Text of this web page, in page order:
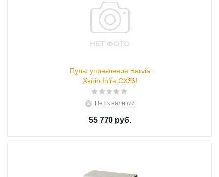
Пульт управления Harvia
Xenio Infra CX36I
Нет в наличии
55 770 руб.